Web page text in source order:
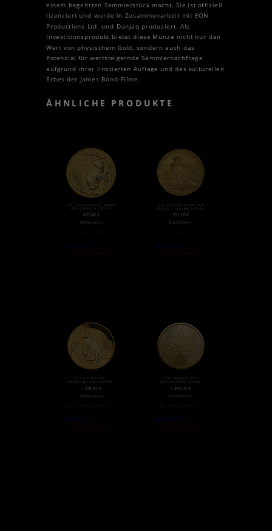
einem begehrten Sammlerstück macht. Sie ist offiziell
lizenziert und wurde in Zusammenarbeit mit EON
Productions Ltd. und Danjaq produziert. Als
Investitionsprodukt bietet diese Münze nicht nur den
Wert von physischem Gold, sondern auch das
Potenzial für wertsteigernde Sammlernachfrage
aufgrund ihrer limitierten Auflage und des kulturellen
Erbes der James-Bond-Filme.
ÄHNLICHE PRODUKTE
1/4 OZ LUNAR III MAUS
GOLDMÜNZE (2020)
457,48 €
Goldmünzen
Weiterlesen
Nicht auf Lager
2.5 DOLLAR QUARTER
EAGLE „INDIAN HEAD“
351,69€
Goldmünzen
Weiterlesen
Nicht auf Lager
1/2 OZ NUGGET
KÄNGURU GOLDMÜNZE
1.495,37 €
Goldmünzen
Weiterlesen
Nicht auf Lager
1 OZ MAPLE LEAF
GOLDMÜNZE (2020)
1.890,25€
Goldmünzen
Weiterlesen
Nicht auf Lager